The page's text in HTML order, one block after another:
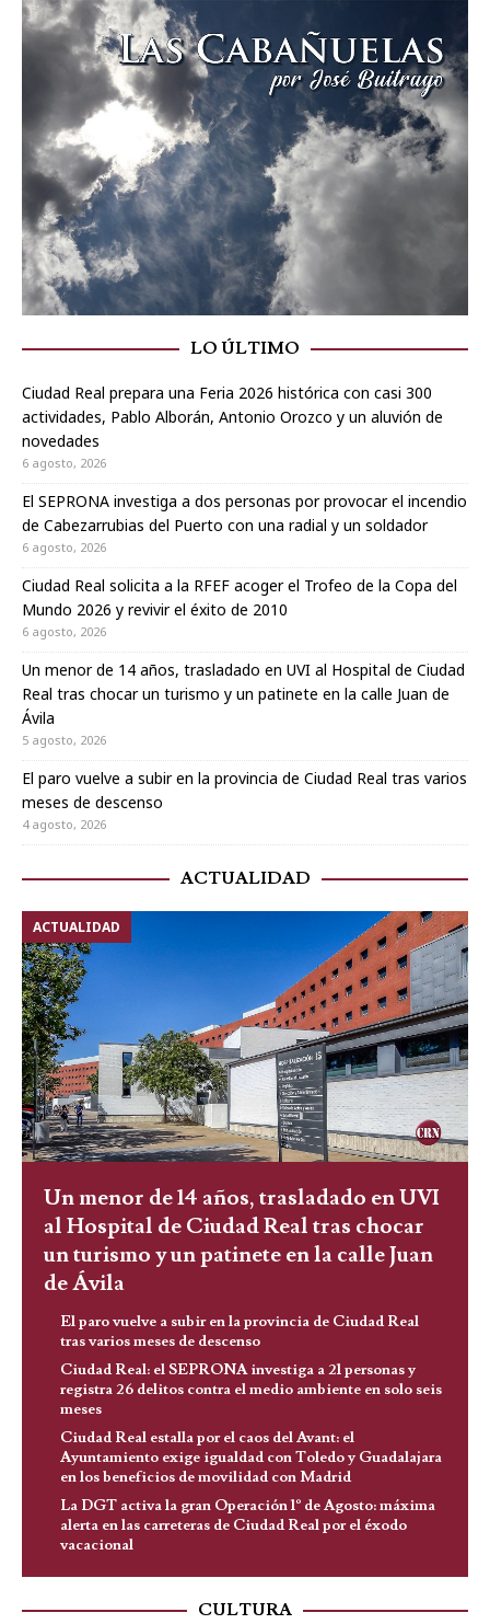
LO ÚLTIMO
Ciudad Real prepara una Feria 2026 histórica con casi 300
actividades, Pablo Alborán, Antonio Orozco y un aluvión de
novedades
6 agosto, 2026
El SEPRONA investiga a dos personas por provocar el incendio
de Cabezarrubias del Puerto con una radial y un soldador
6 agosto, 2026
Ciudad Real solicita a la RFEF acoger el Trofeo de la Copa del
Mundo 2026 y revivir el éxito de 2010
6 agosto, 2026
Un menor de 14 años, trasladado en UVI al Hospital de Ciudad
Real tras chocar un turismo y un patinete en la calle Juan de
Ávila
5 agosto, 2026
El paro vuelve a subir en la provincia de Ciudad Real tras varios
meses de descenso
4 agosto, 2026
ACTUALIDAD
ACTUALIDAD
Un menor de 14 años, trasladado en UVI
al Hospital de Ciudad Real tras chocar
un turismo y un patinete en la calle Juan
de Ávila
El paro vuelve a subir en la provincia de Ciudad Real
tras varios meses de descenso
Ciudad Real: el SEPRONA investiga a 21 personas y
registra 26 delitos contra el medio ambiente en solo seis
meses
Ciudad Real estalla por el caos del Avant: el
Ayuntamiento exige igualdad con Toledo y Guadalajara
en los beneficios de movilidad con Madrid
La DGT activa la gran Operación 1º de Agosto: máxima
alerta en las carreteras de Ciudad Real por el éxodo
vacacional
CULTURA